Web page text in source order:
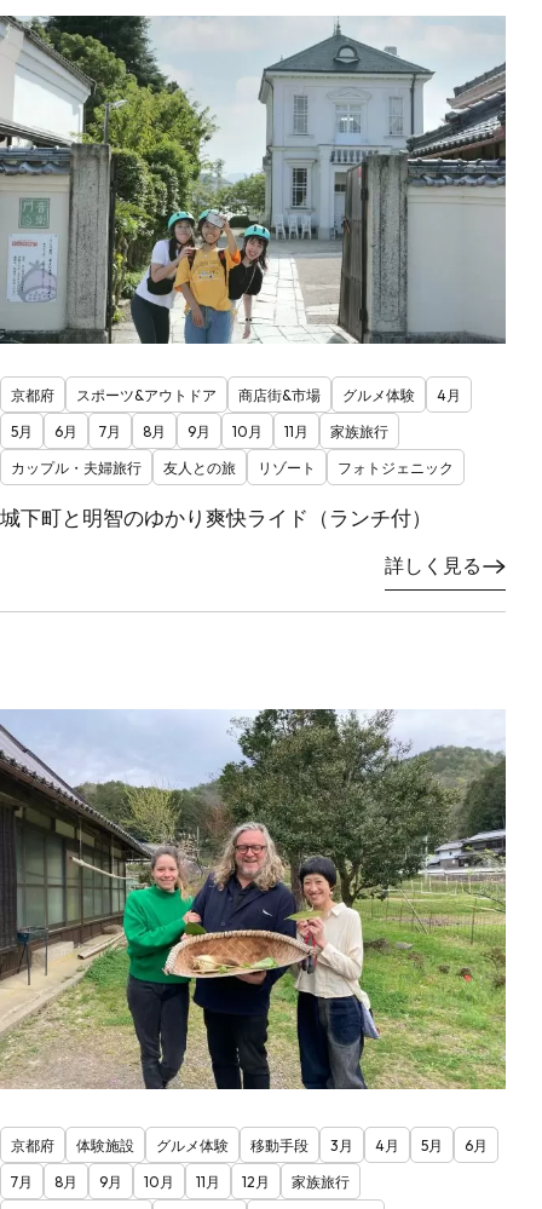
京都府 スポーツ&アウトドア 商店街&市場 グルメ体験
4月
5月
6月 7月 8月 9月 10月 11月
家族旅行
カップル・夫婦旅行
友人との旅 リゾート フォトジェニック
城下町と明智のゆかり爽快ライド（ランチ付）
詳しく見る
京都府 体験施設 グルメ体験 移動手段 3月 4月 5月
6月
7月
8月 9月 10月 11月 12月 家族旅行